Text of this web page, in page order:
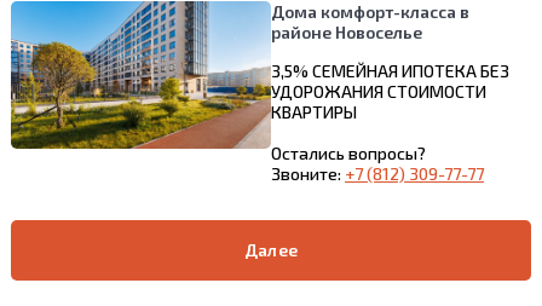
Дома комфорт-класса в
районе Новоселье
3,5% СЕМЕЙНАЯ ИПОТЕКА БЕЗ
УДОРОЖАНИЯ СТОИМОСТИ
КВАРТИРЫ
Остались вопросы?
Звоните: +7 (812) 309-77-77